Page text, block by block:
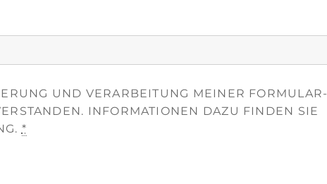
UND VERARBEITUNG MEINER FORMULAR-
INFORMATIONEN DAZU FINDEN SIE
*